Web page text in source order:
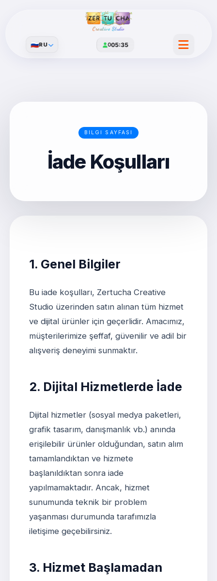
Creative Studio
005:35
🇷🇺RU
BILGI SAYFASI
İade Koşulları
1. Genel Bilgiler
Bu iade koşulları, Zertucha Creative
Studio üzerinden satın alınan tüm hizmet
ve dijital ürünler için geçerlidir. Amacımız,
müşterilerimize şeffaf, güvenilir ve adil bir
alışveriş deneyimi sunmaktır.
2. Dijital Hizmetlerde İade
Dijital hizmetler (sosyal medya paketleri,
grafik tasarım, danışmanlık vb.) anında
erişilebilir ürünler olduğundan, satın alım
tamamlandıktan ve hizmete
başlanıldıktan sonra iade
yapılmamaktadır. Ancak, hizmet
sunumunda teknik bir problem
yaşanması durumunda tarafımızla
iletişime geçebilirsiniz.
3. Hizmet Başlamadan